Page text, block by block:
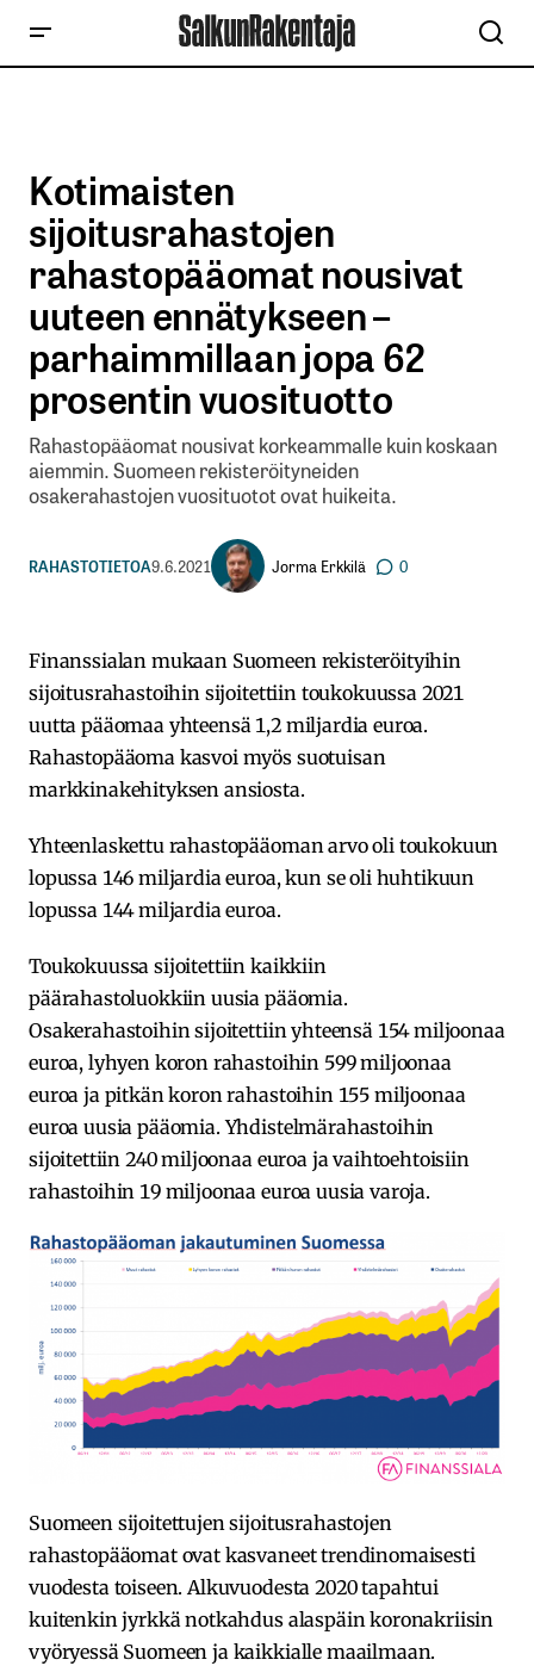
Kotimaisten
sijoitusrahastojen
rahastopääomat nousivat
uuteen ennätykseen –
parhaimmillaan jopa 62
prosentin vuosituotto
Rahastopääomat nousivat korkeammalle kuin koskaan
aiemmin. Suomeen rekisteröityneiden
osakerahastojen vuosituotot ovat huikeita.
RAHASTOTIETOA9.6.2021 Jorma Erkkilä 0
Finanssialan mukaan Suomeen rekisteröityihin
sijoitusrahastoihin sijoitettiin toukokuussa 2021
uutta pääomaa yhteensä 1,2 miljardia euroa.
Rahastopääoma kasvoi myös suotuisan
markkinakehityksen ansiosta.
Yhteenlaskettu rahastopääoman arvo oli toukokuun
lopussa 146 miljardia euroa, kun se oli huhtikuun
lopussa 144 miljardia euroa.
Toukokuussa sijoitettiin kaikkiin
päärahastoluokkiin uusia pääomia.
Osakerahastoihin sijoitettiin yhteensä 154 miljoonaa
euroa, lyhyen koron rahastoihin 599 miljoonaa
euroa ja pitkän koron rahastoihin 155 miljoonaa
euroa uusia pääomia. Yhdistelmärahastoihin
sijoitettiin 240 miljoonaa euroa ja vaihtoehtoisiin
rahastoihin 19 miljoonaa euroa uusia varoja.
Suomeen sijoitettujen sijoitusrahastojen
rahastopääomat ovat kasvaneet trendinomaisesti
vuodesta toiseen. Alkuvuodesta 2020 tapahtui
kuitenkin jyrkkä notkahdus alaspäin koronakriisin
vyöryessä Suomeen ja kaikkialle maailmaan.